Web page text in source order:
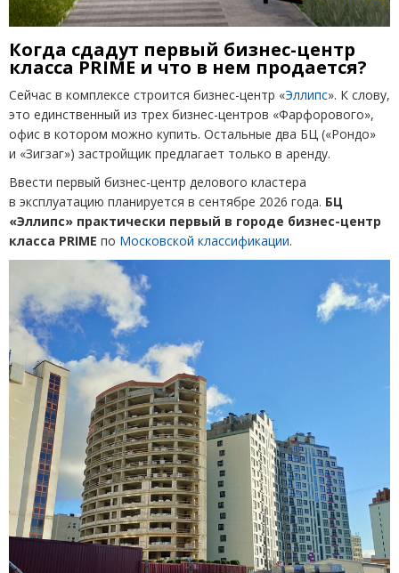
Когда сдадут первый бизнес-центр
класса PRIME и что в нем продается?
Сейчас в комплексе строится бизнес-центр «Эллипс». К слову,
это единственный из трех бизнес-центров «Фарфорового»,
офис в котором можно купить. Остальные два БЦ («Рондо»
и «Зигзаг») застройщик предлагает только в аренду.
Ввести первый бизнес-центр делового кластера
в эксплуатацию планируется в сентябре 2026 года. БЦ
«Эллипс» практически первый в городе бизнес-центр
класса PRIME по Московской классификации.